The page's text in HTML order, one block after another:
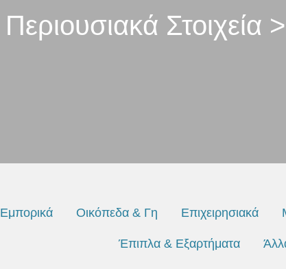
Περιουσιακά Στοιχεία
Εμπορικά Οικόπεδα & Γη Επιχειρησιακά
Έπιπλα & Εξαρτήματα